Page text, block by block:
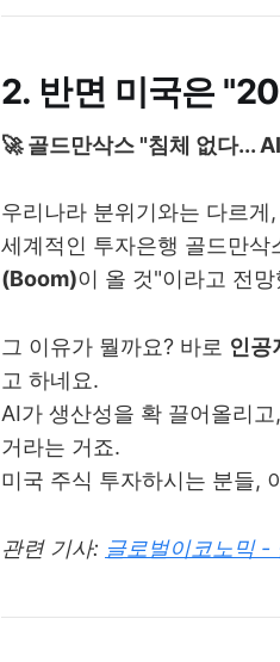
2. 반면 미국은
🚀 골드만삭스 "침체 없다...
우리나라 분위기와는 다르
세계적인 투자은행 골드만
(Boom)이 올 것"이라고 전
그 이유가 뭘까요? 바로 인공
고 하네요.
AI가 생산성을 확 끌어올리
거라는 거죠.
미국 주식 투자하시는 분들,
관련 기사: 글로벌이코노믹